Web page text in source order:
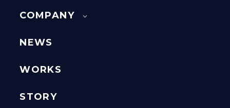
COMPANY
NEWS
WORKS
STORY